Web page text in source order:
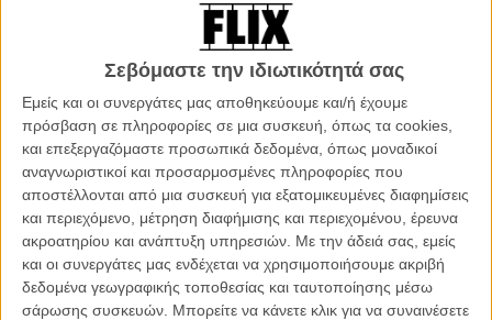
Σεβόμαστε την ιδιωτικότητά σας
Εμείς και οι συνεργάτες μας αποθηκεύουμε και/ή έχουμε
πρόσβαση σε πληροφορίες σε μια συσκευή, όπως τα cookies,
και επεξεργαζόμαστε προσωπικά δεδομένα, όπως μοναδικοί
αναγνωριστικοί και προσαρμοσμένες πληροφορίες που
αποστέλλονται από μια συσκευή για εξατομικευμένες διαφημίσεις
και περιεχόμενο, μέτρηση διαφήμισης και περιεχομένου, έρευνα
ακροατηρίου και ανάπτυξη υπηρεσιών. Με την άδειά σας, εμείς
και οι συνεργάτες μας ενδέχεται να χρησιμοποιήσουμε ακριβή
δεδομένα γεωγραφικής τοποθεσίας και ταυτοποίησης μέσω
σάρωσης συσκευών. Μπορείτε να κάνετε κλικ για να συναινέσετε